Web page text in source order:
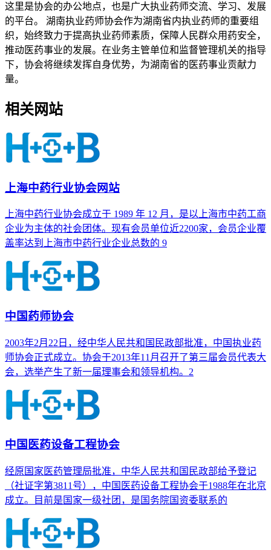
这里是协会的办公地点，也是广大执业药师交流、学习、发展
的平台。 湖南执业药师协会作为湖南省内执业药师的重要组
织，始终致力于提高执业药师素质，保障人民群众用药安全，
推动医药事业的发展。在业务主管单位和监督管理机关的指导
下，协会将继续发挥自身优势，为湖南省的医药事业贡献力
量。
相关网站
上海中药行业协会网站
上海中药行业协会成立于 1989 年 12 月，是以上海市中药工商
企业为主体的社会团体。现有会员单位近2200家，会员企业覆
盖率达到上海市中药行业企业总数的 9
中国药师协会
2003年2月22日，经中华人民共和国民政部批准，中国执业药
师协会正式成立。协会于2013年11月召开了第三届会员代表大
会，选举产生了新一届理事会和领导机构。2
中国医药设备工程协会
经原国家医药管理局批准，中华人民共和国民政部给予登记
（社证字第3811号），中国医药设备工程协会于1988年在北京
成立。目前是国家一级社团，是国务院国资委联系的